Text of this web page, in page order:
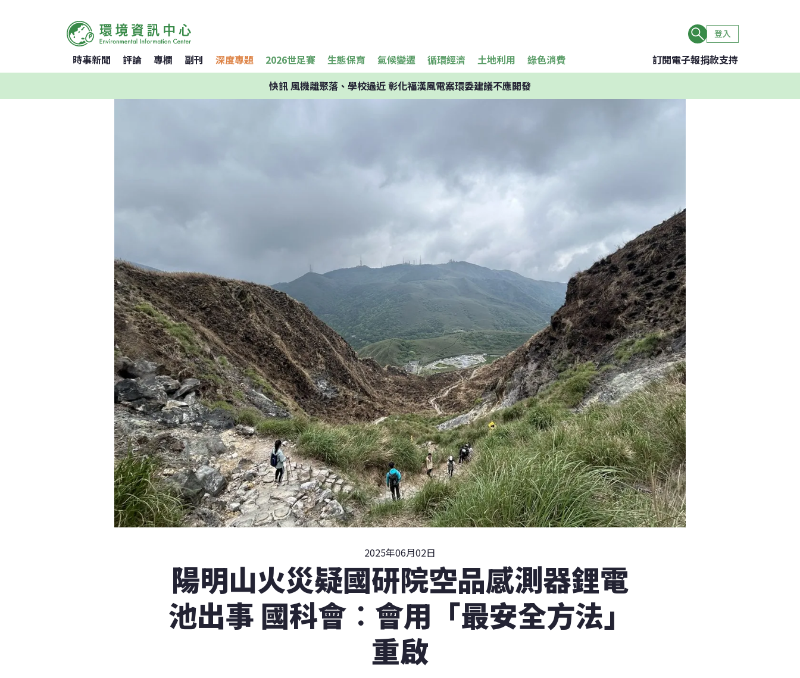
登入
時事新聞 評論 專欄 副刊 深度專題 2026世足賽 生態保育 氣候變遷 循環經濟 土地利用 綠色消費 訂閱電子報捐款支持
快訊風機離聚落、學校過近 彰化福漢風電案環委建議不應開發
2025年06月02日
陽明山火災疑國研院空品感測器鋰電
池出事 國科會︰會用「最安全方法」
重啟